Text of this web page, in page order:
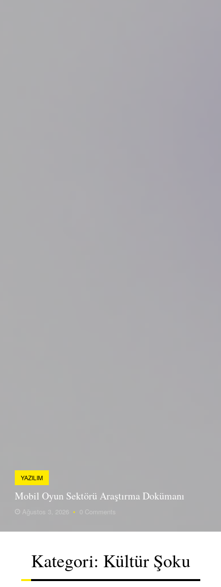
YAZILIM
Mobil Oyun Sektörü Araştırma Dokümanı
Ağustos 3, 2026 • 0 Comments
Kategori: Kültür Şoku